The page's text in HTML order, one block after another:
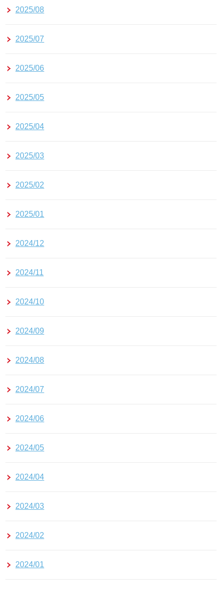
2025/08
2025/07
2025/06
2025/05
2025/04
2025/03
2025/02
2025/01
2024/12
2024/11
2024/10
2024/09
2024/08
2024/07
2024/06
2024/05
2024/04
2024/03
2024/02
2024/01